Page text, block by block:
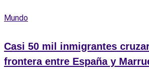
Mundo
Casi 50 mil inmigrantes
frontera entre España y